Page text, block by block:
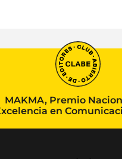
MAKMA, Premio
en